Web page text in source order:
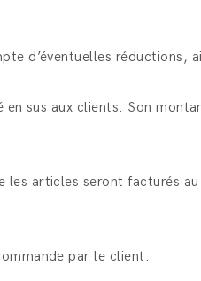
d’éventuelles réductions,
sus aux clients. Son
articles seront facturés
par le client.